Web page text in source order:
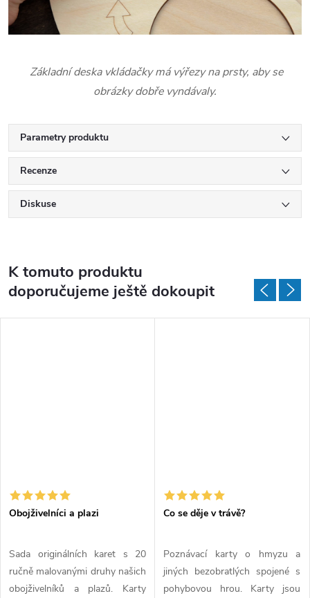
Základní deska vkládačky má výřezy na prsty, aby se
obrázky dobře vyndávaly.
Parametry produktu
Recenze
Diskuse
K tomuto produktu
doporučujeme ještě dokoupit
Obojživelníci a plazi
Sada originálních karet s 20
ručně malovanými druhy našich
obojživelníků a plazů. Karty
Co se děje v trávě?
Poznávací karty o hmyzu a
jiných bezobratlých spojené s
pohybovou hrou. Karty jsou